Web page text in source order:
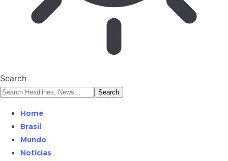
Search
Home
Brasil
Mundo
Notícias